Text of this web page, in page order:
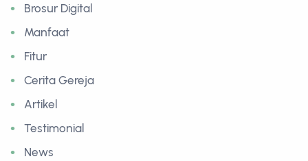
Brosur Digital
Manfaat
Fitur
Cerita Gereja
Artikel
Testimonial
News